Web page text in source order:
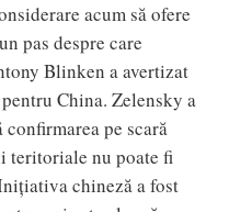
acum să ofere
pas despre care
Blinken a avertizat
China. Zelensky a
pe scară
nu poate fi
chineză a fost